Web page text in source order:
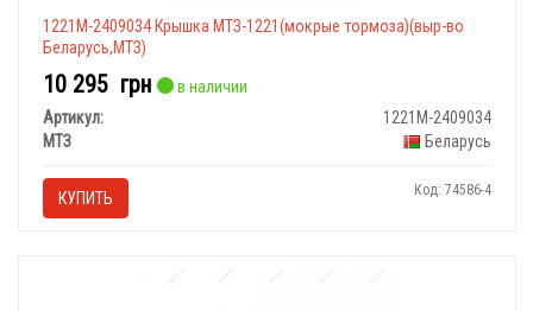
1221М-2409034 Крышка МТЗ-1221(мокрые тормоза)(выр-во
Беларусь,МТЗ)
10 295 грн
в наличии
Артикул:
1221М-2409034
МТЗ
Беларусь
КУПИТЬ Код: 74586-4